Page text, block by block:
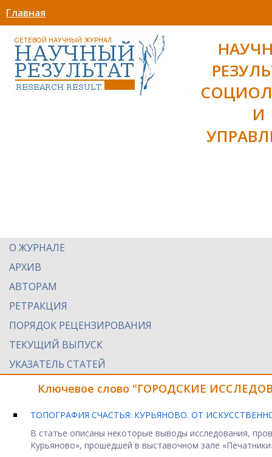
Главная
И
О ЖУРНАЛЕ
АРХИВ
АВТОРАМ
РЕТРАКЦИЯ
ПОРЯДОК РЕЦЕНЗИРОВАНИЯ
ТЕКУЩИЙ ВЫПУСК
УКАЗАТЕЛЬ СТАТЕЙ
Ключевое слово "ГОРОДСКИЕ
ТОПОГРАФИЯ СЧАСТЬЯ: КУРЬЯНОВО. ОТ
В статье описаны некоторые выводы исследования,
Курьяново», прошедшей в выставочном зале